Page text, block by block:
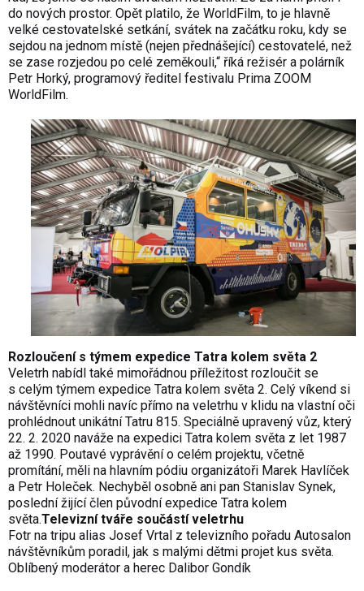
do nových prostor. Opět platilo, že WorldFilm, to je hlavně
velké cestovatelské setkání, svátek na začátku roku, kdy se
sejdou na jednom místě (nejen přednášející) cestovatelé, než
se zase rozjedou po celé zeměkouli,“ říká režisér a polárník
Petr Horký, programový ředitel festivalu Prima ZOOM
WorldFilm.
Rozloučení s týmem expedice Tatra kolem světa 2
Veletrh nabídl také mimořádnou příležitost rozloučit se
s celým týmem expedice Tatra kolem světa 2. Celý víkend si
návštěvníci mohli navíc přímo na veletrhu v klidu na vlastní oči
prohlédnout unikátní Tatru 815. Speciálně upravený vůz, který
22. 2. 2020 naváže na expedici Tatra kolem světa z let 1987
až 1990. Poutavé vyprávění o celém projektu, včetně
promítání, měli na hlavním pódiu organizátoři Marek Havlíček
a Petr Holeček. Nechyběl osobně ani pan Stanislav Synek,
poslední žijící člen původní expedice Tatra kolem
světa.Televizní tváře součástí veletrhu
Fotr na tripu alias Josef Vrtal z televizního pořadu Autosalon
návštěvníkům poradil, jak s malými dětmi projet kus světa.
Oblíbený moderátor a herec Dalibor Gondík